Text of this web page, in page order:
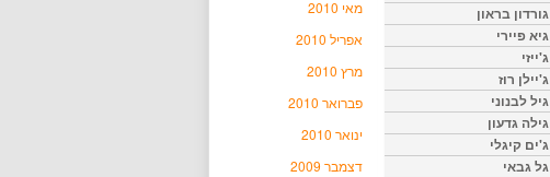
מאי 2010
אפריל 2010
מרץ 2010
פברואר 2010
ינואר 2010
דצמבר 2009
גורדון בראון
גיא פיירי
ג'ייזי
ג'יילן רוז
גיל לבנוני
גילה גדעון
ג'ים קיגלי
גל גבאי